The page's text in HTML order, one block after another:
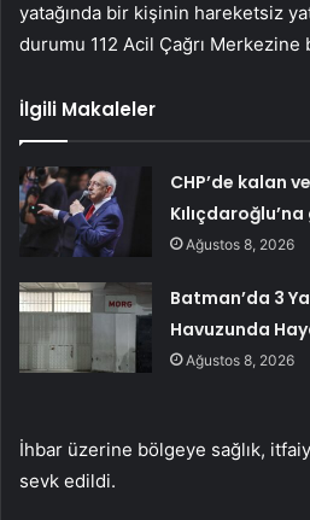
yatağında bir kişinin hareketsiz
durumu 112 Acil Çağrı Merkezine
İlgili Makaleler
CHP’de kalan
Ağustos 8, 2026
Batman’da 3
Havuzunda
Ağustos 8, 2026
İhbar üzerine bölgeye sağlık,
sevk edildi.